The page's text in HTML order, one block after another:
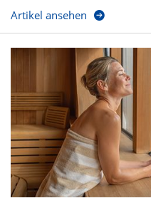
Artikel ansehen